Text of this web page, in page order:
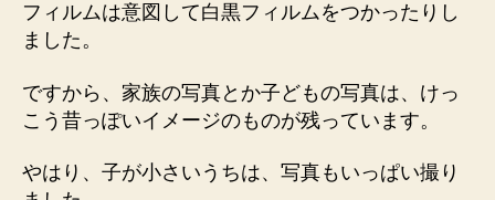
フィルムは意図して白黒フィルムをつかったりし
ました。
ですから、家族の写真とか子どもの写真は、けっ
こう昔っぽいイメージのものが残っています。
やはり、子が小さいうちは、写真もいっぱい撮り